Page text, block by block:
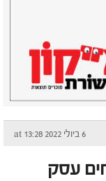
6 ביולי 2022 at 13:28
עסק